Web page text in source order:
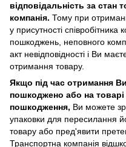
відповідальність за стан
компанія. Тому при
у присутності співробітника
пошкоджень, неповного
акт невідповідності і Ви
отримання товару.
Якщо під час отримання
пошкоджено або на товарі
пошкодження, Ви можете
упаковки для пересилання
товару або пред'явити
Транспортна компанія